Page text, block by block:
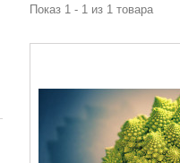
Показ 1 - 1 из 1 товара